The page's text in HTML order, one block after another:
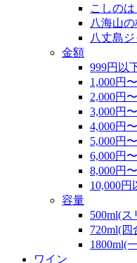
こしの
八海山
八丈島
金額
999円以
1,000円
2,000円
3,000円
4,000円
5,000円
6,000円
8,000円
10,000円
容量
500ml(
720ml(四
1800ml(
ワイン